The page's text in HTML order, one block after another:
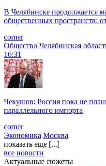
В Челябинске продолжается
общественных пространств:
corner
Общество Челябинская
16:31
Чекушов: Россия пока не
параллельного импорта
corner
Экономика Москва
показать еще [...]
все новости
Актуальные сюжеты